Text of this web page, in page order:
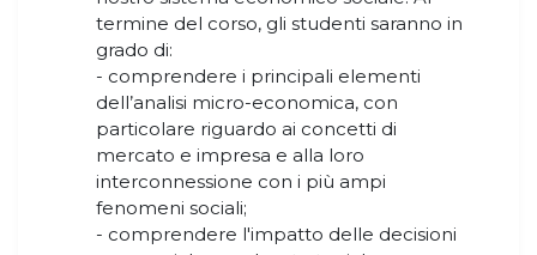
termine del corso, gli studenti saranno in
grado di:
- comprendere i principali elementi
dell’analisi micro-economica, con
particolare riguardo ai concetti di
mercato e impresa e alla loro
interconnessione con i più ampi
fenomeni sociali;
- comprendere l'impatto delle decisioni